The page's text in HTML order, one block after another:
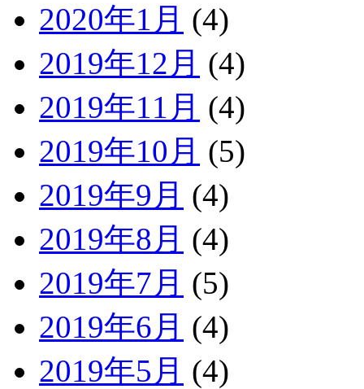
2020年1月 (4)
2019年12月 (4)
2019年11月 (4)
2019年10月 (5)
2019年9月 (4)
2019年8月 (4)
2019年7月 (5)
2019年6月 (4)
2019年5月 (4)